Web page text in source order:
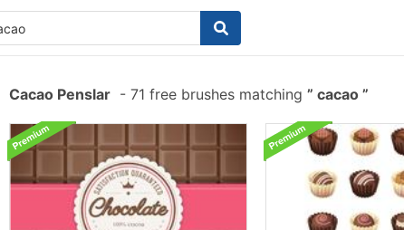
Cacao Penslar - 71 free brushes matching cacao